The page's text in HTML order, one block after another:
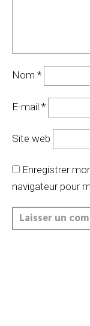
Nom *
E-mail *
Site web
Enregistrer
navigateur pour